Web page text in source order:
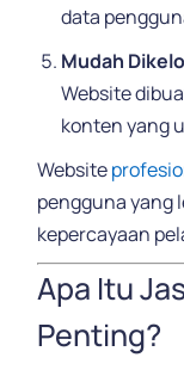
data
Mudah
Website
konten yang
Website
pengguna yang
kepercayaan
Apa Itu
Penting?